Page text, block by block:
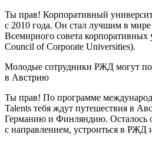
Ты прав! Корпоративный
с 2010 года. Он стал лучшим в
Всемирного совета корпоративных
Council of Corporate Universities).
Молодые сотрудники РЖД могут
в Австрию
Ты прав! По программе
Talents тебя ждут путешествия в
Германию и Финляндию. Осталось
с направлением, устроиться в РЖД